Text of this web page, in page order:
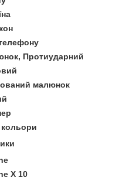
Протиударний
малюнок
кольори
X 10